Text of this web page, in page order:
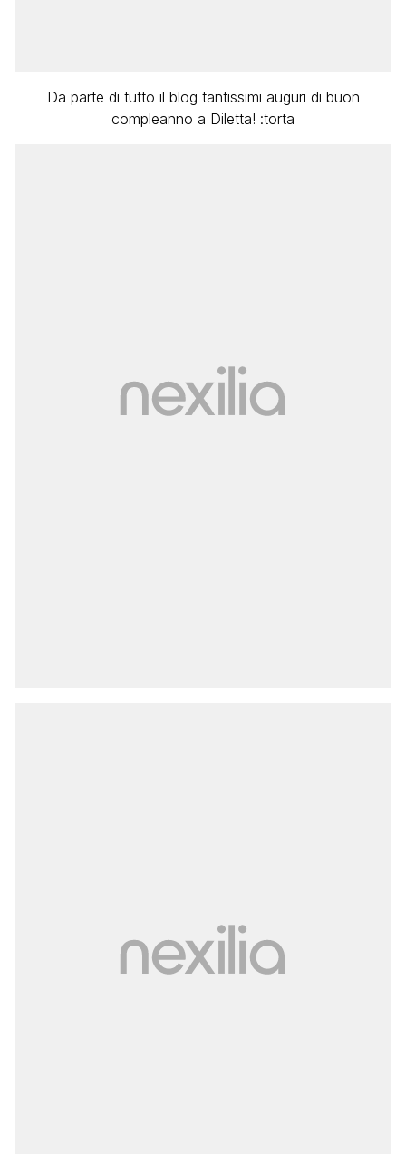
Da parte di tutto il blog tantissimi auguri di buon
compleanno a Diletta! :torta